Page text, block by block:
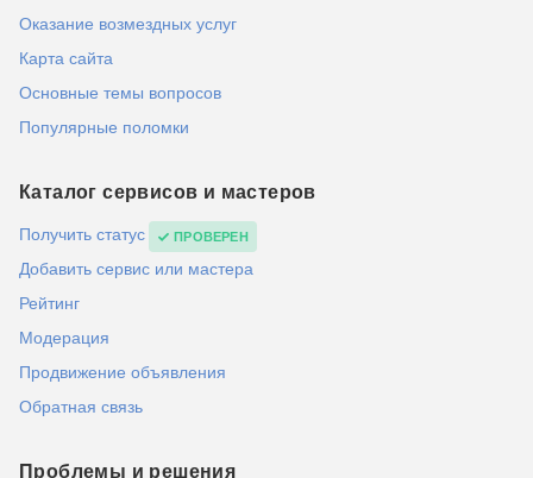
Оказание возмездных услуг
Карта сайта
Основные темы вопросов
Популярные поломки
Каталог сервисов и мастеров
Получить статус ПРОВЕРЕН
Добавить сервис или мастера
Рейтинг
Модерация
Продвижение объявления
Обратная связь
Проблемы и решения